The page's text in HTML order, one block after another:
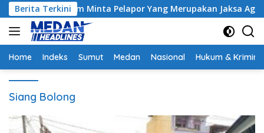
Langsung
ke
konten
Berita Terkini
Hakim Minta Pelapor Yang Merupakan Jaksa Agar
Home Indeks Sumut Medan Nasional Hukum &
Siang Bolong